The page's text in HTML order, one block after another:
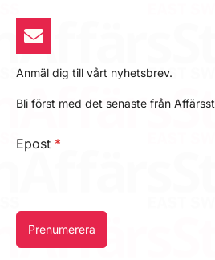
Anmäl dig till vårt nyhetsbrev.
Bli först med det senaste från
Epost *
Prenumerera